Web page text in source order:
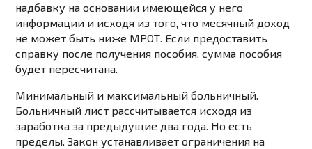
надбавку на основании имеющейся у него
информации и исходя из того, что месячный доход
не может быть ниже МРОТ. Если предоставить
справку после получения пособия, сумма пособия
будет пересчитана.
Минимальный и максимальный больничный.
Больничный лист рассчитывается исходя из
заработка за предыдущие два года. Но есть
пределы. Закон устанавливает ограничения на